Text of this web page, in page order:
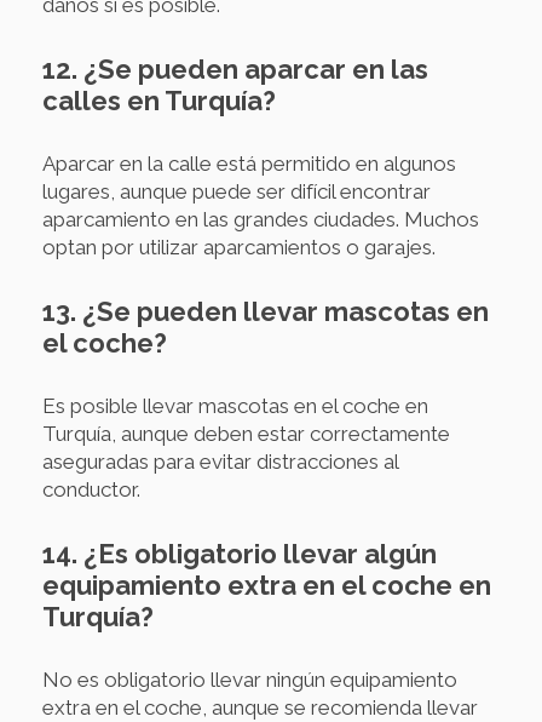
daños si es posible.
12. ¿Se pueden aparcar en las
calles en Turquía?
Aparcar en la calle está permitido en algunos
lugares, aunque puede ser difícil encontrar
aparcamiento en las grandes ciudades. Muchos
optan por utilizar aparcamientos o garajes.
13. ¿Se pueden llevar mascotas en
el coche?
Es posible llevar mascotas en el coche en
Turquía, aunque deben estar correctamente
aseguradas para evitar distracciones al
conductor.
14. ¿Es obligatorio llevar algún
equipamiento extra en el coche en
Turquía?
No es obligatorio llevar ningún equipamiento
extra en el coche, aunque se recomienda llevar